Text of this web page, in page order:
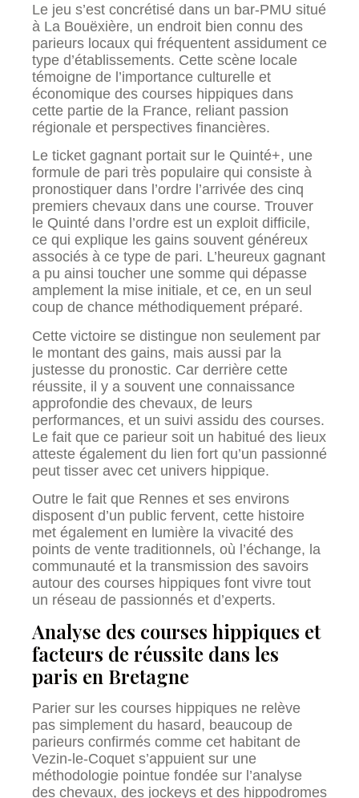
Le jeu s’est concrétisé dans un bar-PMU situé
à La Bouëxière, un endroit bien connu des
parieurs locaux qui fréquentent assidument ce
type d’établissements. Cette scène locale
témoigne de l’importance culturelle et
économique des courses hippiques dans
cette partie de la France, reliant passion
régionale et perspectives financières.
Le ticket gagnant portait sur le Quinté+, une
formule de pari très populaire qui consiste à
pronostiquer dans l’ordre l’arrivée des cinq
premiers chevaux dans une course. Trouver
le Quinté dans l’ordre est un exploit difficile,
ce qui explique les gains souvent généreux
associés à ce type de pari. L’heureux gagnant
a pu ainsi toucher une somme qui dépasse
amplement la mise initiale, et ce, en un seul
coup de chance méthodiquement préparé.
Cette victoire se distingue non seulement par
le montant des gains, mais aussi par la
justesse du pronostic. Car derrière cette
réussite, il y a souvent une connaissance
approfondie des chevaux, de leurs
performances, et un suivi assidu des courses.
Le fait que ce parieur soit un habitué des lieux
atteste également du lien fort qu’un passionné
peut tisser avec cet univers hippique.
Outre le fait que Rennes et ses environs
disposent d’un public fervent, cette histoire
met également en lumière la vivacité des
points de vente traditionnels, où l’échange, la
communauté et la transmission des savoirs
autour des courses hippiques font vivre tout
un réseau de passionnés et d’experts.
Analyse des courses hippiques et
facteurs de réussite dans les
paris en Bretagne
Parier sur les courses hippiques ne relève
pas simplement du hasard, beaucoup de
parieurs confirmés comme cet habitant de
Vezin-le-Coquet s’appuient sur une
méthodologie pointue fondée sur l’analyse
des chevaux, des jockeys et des hippodromes